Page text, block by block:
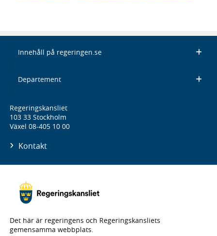
Innehåll på regeringen.se
Departement
Regeringskansliet
103 33 Stockholm
Växel 08-405 10 00
Kontakt
Det här är regeringens och Regeringskansliets
gemensamma webbplats.